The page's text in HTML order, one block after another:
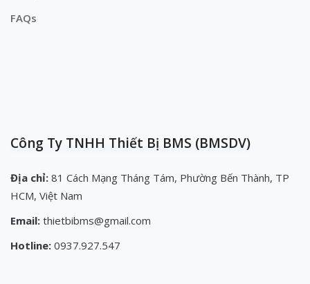
FAQs
Công Ty TNHH Thiết Bị BMS (BMSDV)
Địa chỉ: 81 Cách Mạng Tháng Tám, Phường Bến Thành, TP
HCM, Việt Nam
Email: thietbibms@gmail.com
Hotline: 0937.927.547